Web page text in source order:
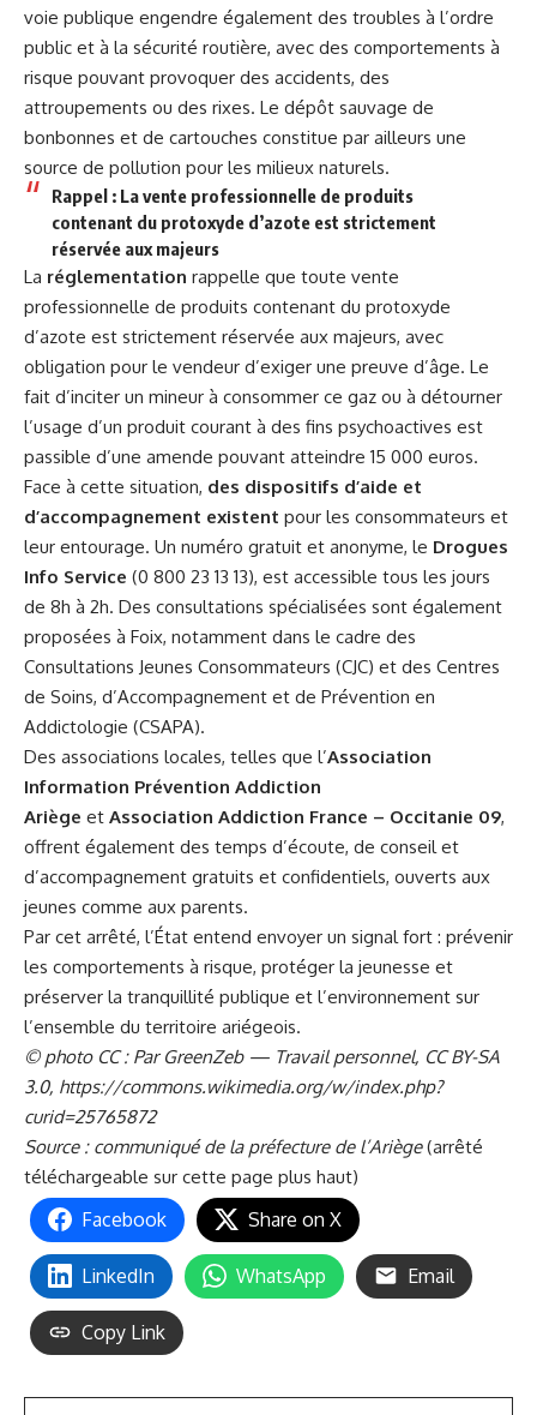
voie publique engendre également des troubles à l’ordre
public et à la sécurité routière, avec des comportements à
risque pouvant provoquer des accidents, des
attroupements ou des rixes. Le dépôt sauvage de
bonbonnes et de cartouches constitue par ailleurs une
source de pollution pour les milieux naturels.
Rappel : La vente professionnelle de produits
contenant du protoxyde d’azote est strictement
réservée aux majeurs
La réglementation rappelle que toute vente
professionnelle de produits contenant du protoxyde
d’azote est strictement réservée aux majeurs, avec
obligation pour le vendeur d’exiger une preuve d’âge. Le
fait d’inciter un mineur à consommer ce gaz ou à détourner
l’usage d’un produit courant à des fins psychoactives est
passible d’une amende pouvant atteindre 15 000 euros.
Face à cette situation, des dispositifs d’aide et
d’accompagnement existent pour les consommateurs et
leur entourage. Un numéro gratuit et anonyme, le Drogues
Info Service (0 800 23 13 13), est accessible tous les jours
de 8h à 2h. Des consultations spécialisées sont également
proposées à Foix, notamment dans le cadre des
Consultations Jeunes Consommateurs (CJC) et des Centres
de Soins, d’Accompagnement et de Prévention en
Addictologie (CSAPA).
Des associations locales, telles que l’Association
Information Prévention Addiction
Ariège et Association Addiction France – Occitanie 09,
offrent également des temps d’écoute, de conseil et
d’accompagnement gratuits et confidentiels, ouverts aux
jeunes comme aux parents.
Par cet arrêté, l’État entend envoyer un signal fort : prévenir
les comportements à risque, protéger la jeunesse et
préserver la tranquillité publique et l’environnement sur
l’ensemble du territoire ariégeois.
© photo CC : Par GreenZeb — Travail personnel, CC BY-SA
3.0, https://commons.wikimedia.org/w/index.php?
curid=25765872
Source : communiqué de la préfecture de l’Ariège(arrêté
téléchargeable sur cette page plus haut)
Facebook Share on X
LinkedIn WhatsApp Email
Copy Link